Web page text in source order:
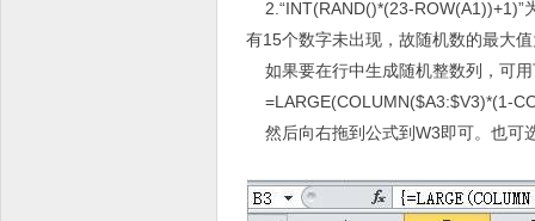
2.“INT(RAND()*(23-ROW(A1))+1)”
有15个数字未出现，故随机数的最大
如果要在行中生成随机整数列，可
=LARGE(COLUMN($A3:$V3)*(1-
然后向右拖到公式到W3即可。也可